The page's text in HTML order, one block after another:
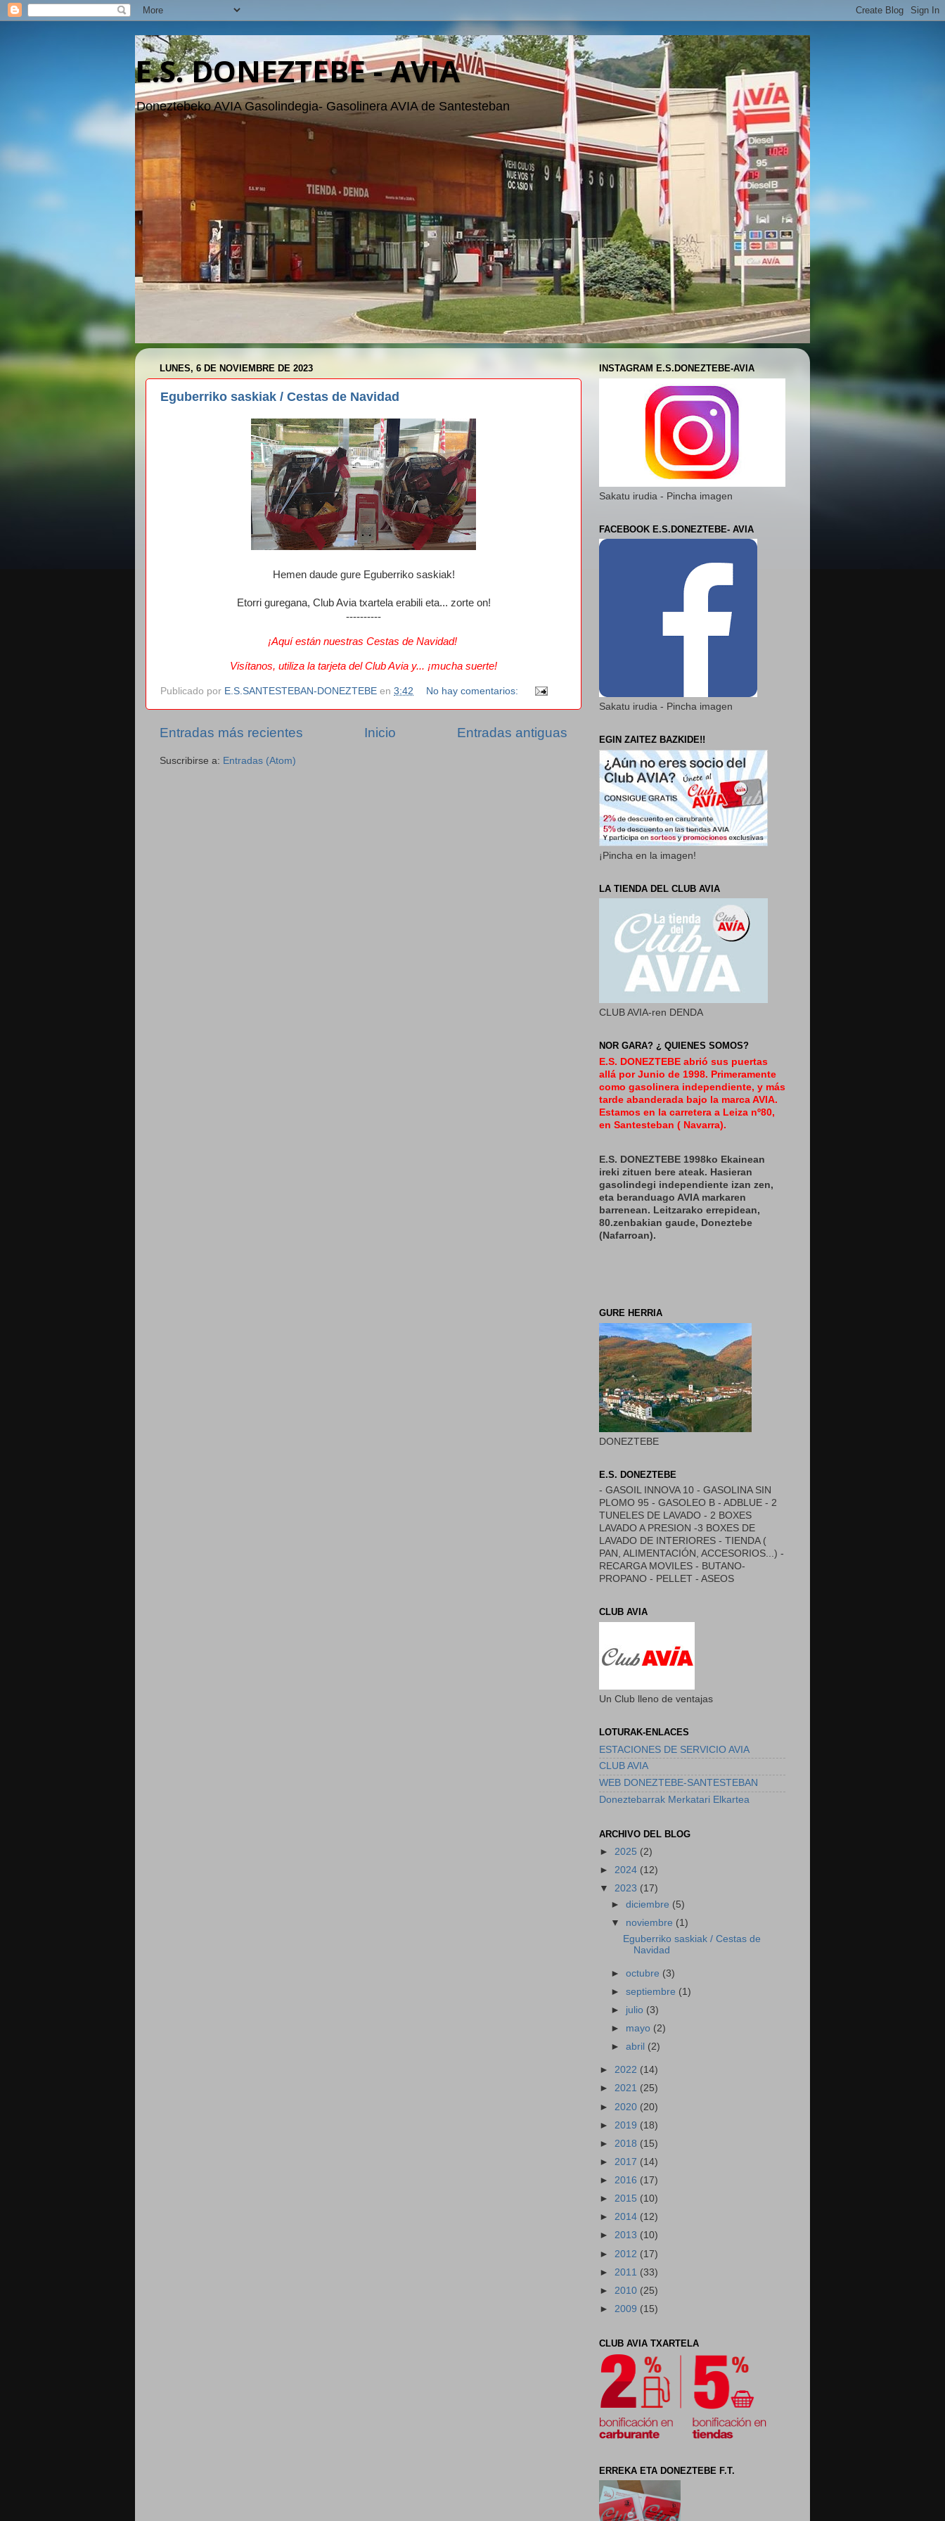
E.S. DONEZTEBE - AVIA
Doneztebeko AVIA Gasolindegia- Gasolinera AVIA de Santesteban
LUNES, 6 DE NOVIEMBRE DE 2023
Eguberriko saskiak / Cestas de Navidad
Hemen daude gure Eguberriko saskiak!
Etorri guregana, Club Avia txartela erabili eta... zorte on!
----------
¡Aquí están nuestras Cestas de Navidad!
Visítanos, utiliza la tarjeta del Club Avia y... ¡mucha suerte!
Publicado por E.S.SANTESTEBAN-DONEZTEBE en 3:42 No hay comentarios:
Entradas más recientes Entradas antiguas
Inicio
Suscribirse a: Entradas (Atom)
INSTAGRAM E.S.DONEZTEBE-AVIA
Sakatu irudia - Pincha imagen
FACEBOOK E.S.DONEZTEBE- AVIA
Sakatu irudia - Pincha imagen
EGIN ZAITEZ BAZKIDE!!
¡Pincha en la imagen!
LA TIENDA DEL CLUB AVIA
CLUB AVIA-ren DENDA
NOR GARA? ¿ QUIENES SOMOS?
E.S. DONEZTEBE abrió sus puertas
allá por Junio de 1998. Primeramente
como gasolinera independiente, y más
tarde abanderada bajo la marca AVIA.
Estamos en la carretera a Leiza nº80,
en Santesteban ( Navarra).
E.S. DONEZTEBE 1998ko Ekainean
ireki zituen bere ateak. Hasieran
gasolindegi independiente izan zen,
eta beranduago AVIA markaren
barrenean. Leitzarako errepidean,
80.zenbakian gaude, Doneztebe
(Nafarroan).
GURE HERRIA
DONEZTEBE
E.S. DONEZTEBE
- GASOIL INNOVA 10 - GASOLINA SIN
PLOMO 95 - GASOLEO B - ADBLUE - 2
TUNELES DE LAVADO - 2 BOXES
LAVADO A PRESION -3 BOXES DE
LAVADO DE INTERIORES - TIENDA (
PAN, ALIMENTACIÓN, ACCESORIOS...) -
RECARGA MOVILES - BUTANO-
PROPANO - PELLET - ASEOS
CLUB AVIA
Un Club lleno de ventajas
LOTURAK-ENLACES
ESTACIONES DE SERVICIO AVIA
CLUB AVIA
WEB DONEZTEBE-SANTESTEBAN
Doneztebarrak Merkatari Elkartea
ARCHIVO DEL BLOG
► 2025 (2)
► 2024 (12)
▼ 2023 (17)
►diciembre (5)
▼ noviembre (1)
Eguberriko saskiak / Cestas de
Navidad
►octubre (3)
►septiembre (1)
► julio (3)
► mayo (2)
►abril (2)
► 2022 (14)
► 2021 (25)
► 2020 (20)
► 2019 (18)
► 2018 (15)
► 2017 (14)
► 2016 (17)
► 2015 (10)
► 2014 (12)
► 2013 (10)
► 2012 (17)
► 2011 (33)
► 2010 (25)
► 2009 (15)
CLUB AVIA TXARTELA
ERREKA ETA DONEZTEBE F.T.